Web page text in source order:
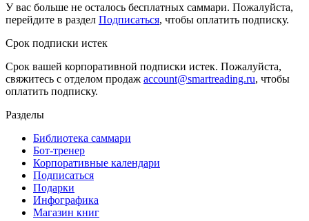
У вас больше не осталось бесплатных саммари. Пожалуйста,
перейдите в раздел Подписаться, чтобы оплатить подписку.
Срок подписки истек
Срок вашей корпоративной подписки истек. Пожалуйста,
свяжитесь с отделом продаж account@smartreading.ru, чтобы
оплатить подписку.
Разделы
Библиотека саммари
Бот-тренер
Корпоративные календари
Подписаться
Подарки
Инфографика
Магазин книг